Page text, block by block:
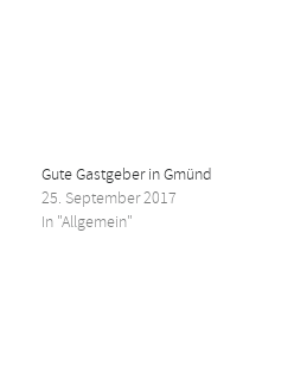
Gute Gastgeber in Gmünd
25. September 2017
In "Allgemein"